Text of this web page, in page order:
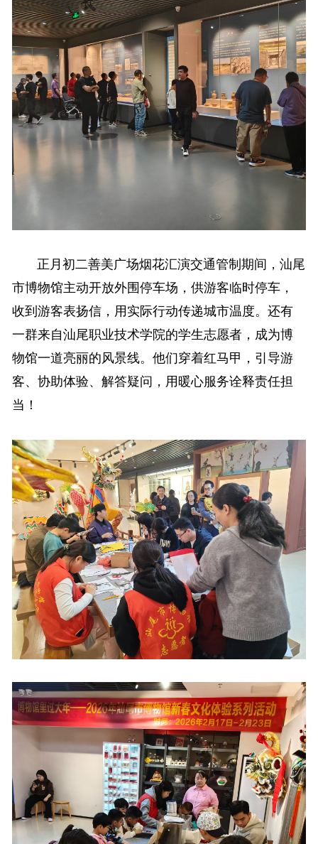
正月初二善美广场烟花汇演交通管制期间，汕尾
市博物馆主动开放外围停车场，供游客临时停车，
收到游客表扬信，用实际行动传递城市温度。还有
一群来自汕尾职业技术学院的学生志愿者，成为博
物馆一道亮丽的风景线。他们穿着红马甲，引导游
客、协助体验、解答疑问，用暖心服务诠释责任担
当！